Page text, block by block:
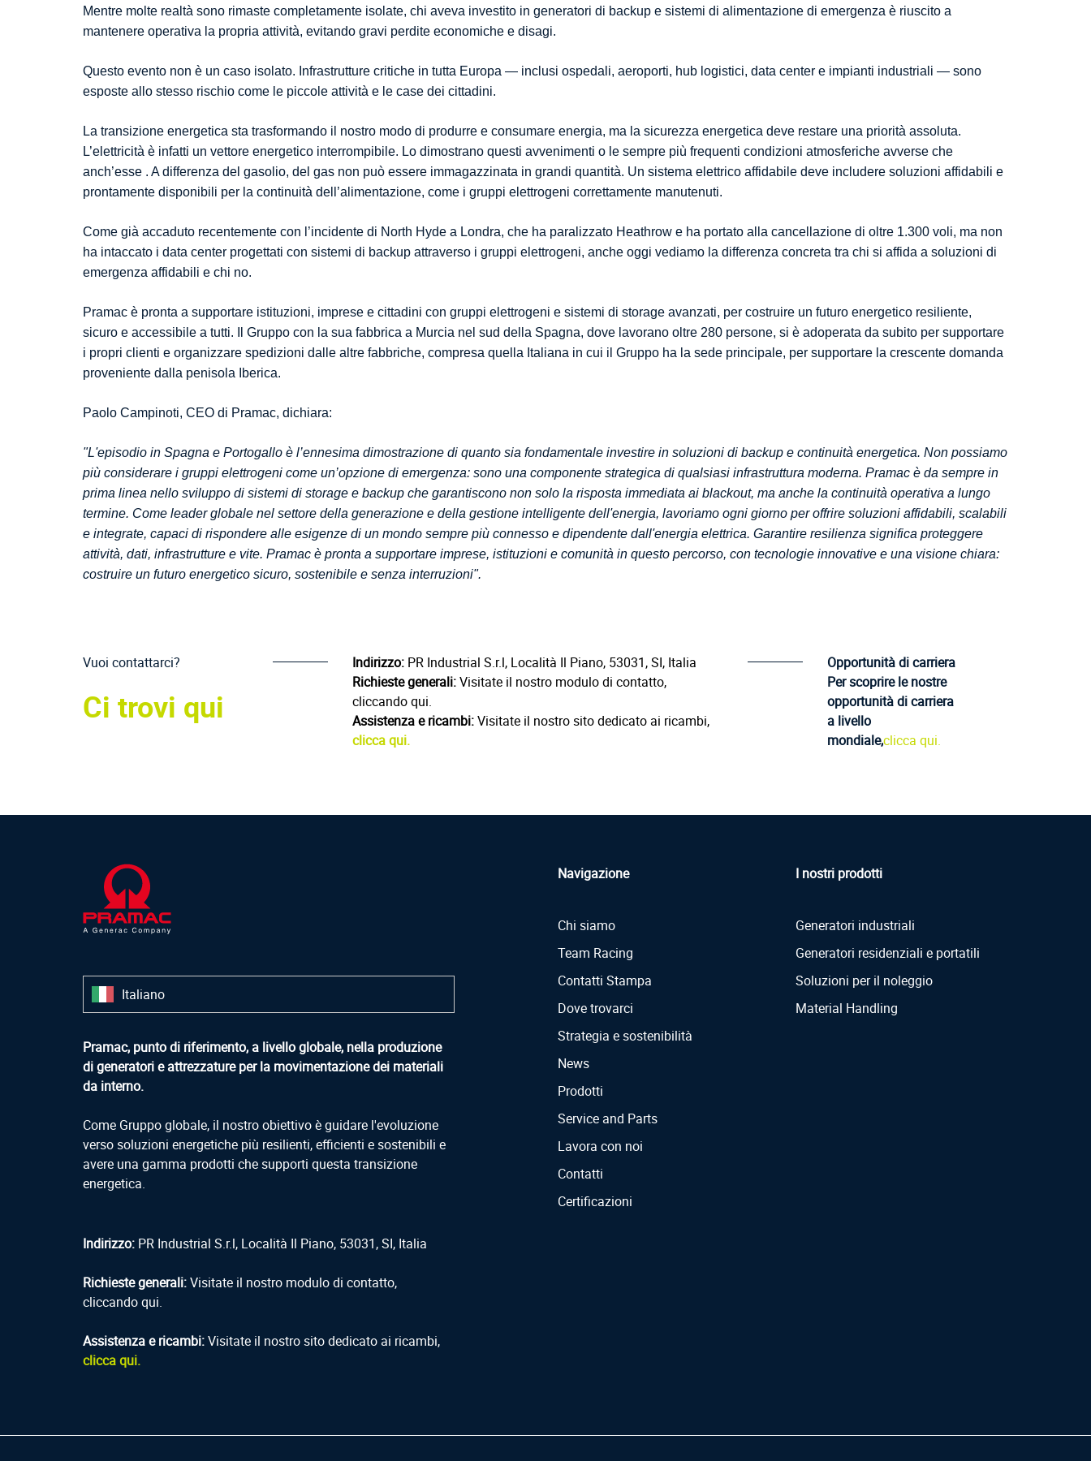
Mentre molte realtà sono rimaste completamente isolate, chi aveva investito in generatori di backup e sistemi di alimentazione di emergenza è riuscito a
mantenere operativa la propria attività, evitando gravi perdite economiche e disagi.
Questo evento non è un caso isolato. Infrastrutture critiche in tutta Europa — inclusi ospedali, aeroporti, hub logistici, data center e impianti industriali — sono
esposte allo stesso rischio come le piccole attività e le case dei cittadini.
La transizione energetica sta trasformando il nostro modo di produrre e consumare energia, ma la sicurezza energetica deve restare una priorità assoluta.
L’elettricità è infatti un vettore energetico interrompibile. Lo dimostrano questi avvenimenti o le sempre più frequenti condizioni atmosferiche avverse che
anch’esse . A differenza del gasolio, del gas non può essere immagazzinata in grandi quantità. Un sistema elettrico affidabile deve includere soluzioni affidabili e
prontamente disponibili per la continuità dell’alimentazione, come i gruppi elettrogeni correttamente manutenuti.
Come già accaduto recentemente con l’incidente di North Hyde a Londra, che ha paralizzato Heathrow e ha portato alla cancellazione di oltre 1.300 voli, ma non
ha intaccato i data center progettati con sistemi di backup attraverso i gruppi elettrogeni, anche oggi vediamo la differenza concreta tra chi si affida a soluzioni di
emergenza affidabili e chi no.
Pramac è pronta a supportare istituzioni, imprese e cittadini con gruppi elettrogeni e sistemi di storage avanzati, per costruire un futuro energetico resiliente,
sicuro e accessibile a tutti. Il Gruppo con la sua fabbrica a Murcia nel sud della Spagna, dove lavorano oltre 280 persone, si è adoperata da subito per supportare
i propri clienti e organizzare spedizioni dalle altre fabbriche, compresa quella Italiana in cui il Gruppo ha la sede principale, per supportare la crescente domanda
proveniente dalla penisola Iberica.
Paolo Campinoti, CEO di Pramac, dichiara:
"L'episodio in Spagna e Portogallo è l’ennesima dimostrazione di quanto sia fondamentale investire in soluzioni di backup e continuità energetica. Non possiamo
più considerare i gruppi elettrogeni come un’opzione di emergenza: sono una componente strategica di qualsiasi infrastruttura moderna. Pramac è da sempre in
prima linea nello sviluppo di sistemi di storage e backup che garantiscono non solo la risposta immediata ai blackout, ma anche la continuità operativa a lungo
termine. Come leader globale nel settore della generazione e della gestione intelligente dell'energia, lavoriamo ogni giorno per offrire soluzioni affidabili, scalabili
e integrate, capaci di rispondere alle esigenze di un mondo sempre più connesso e dipendente dall'energia elettrica. Garantire resilienza significa proteggere
attività, dati, infrastrutture e vite. Pramac è pronta a supportare imprese, istituzioni e comunità in questo percorso, con tecnologie innovative e una visione chiara:
costruire un futuro energetico sicuro, sostenibile e senza interruzioni".
Vuoi contattarci?
Ci trovi qui
Indirizzo: PR Industrial S.r.l, Località Il Piano, 53031, SI, Italia
Richieste generali:Visitate il nostro modulo di contatto,
cliccando qui.
Assistenza e ricambi:Visitate il nostro sito dedicato ai ricambi,
clicca qui.
Opportunità di carriera
Per scoprire le nostre
opportunità di carriera
a livello
mondiale,clicca qui.
Italiano
Pramac, punto di riferimento, a livello globale, nella produzione
di generatori e attrezzature per la movimentazione dei materiali
da interno.
Come Gruppo globale, il nostro obiettivo è guidare l'evoluzione
verso soluzioni energetiche più resilienti, efficienti e sostenibili e
avere una gamma prodotti che supporti questa transizione
energetica.
Indirizzo: PR Industrial S.r.l, Località Il Piano, 53031, SI, Italia
Richieste generali:Visitate il nostro modulo di contatto,
cliccando qui.
Assistenza e ricambi:Visitate il nostro sito dedicato ai ricambi,
clicca qui.
Navigazione
Chi siamo
Team Racing
Contatti Stampa
Dove trovarci
Strategia e sostenibilità
News
Prodotti
Service and Parts
Lavora con noi
Contatti
Certificazioni
I nostri prodotti
Generatori industriali
Generatori residenziali e portatili
Soluzioni per il noleggio
Material Handling